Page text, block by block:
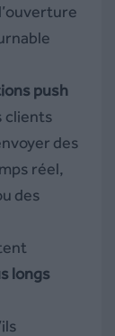
push
clients
des
réel,
des
longs